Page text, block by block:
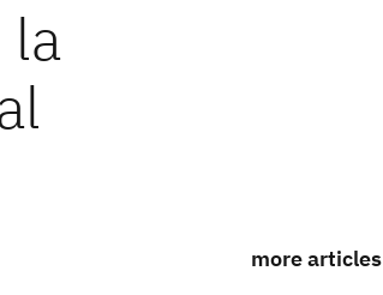
la
more articles